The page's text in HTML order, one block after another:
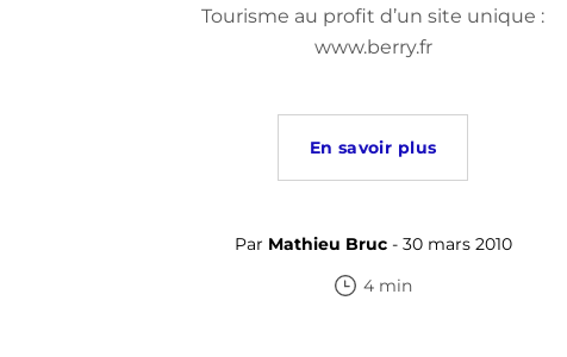
Tourisme au profit d’un site unique :
www.berry.fr
En savoir plus
Par Mathieu Bruc- 30 mars 2010
4 min